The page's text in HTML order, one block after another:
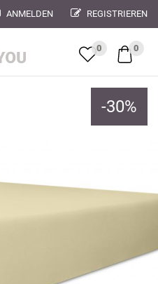
ANMELDEN REGISTRIEREN
0 0
-30%